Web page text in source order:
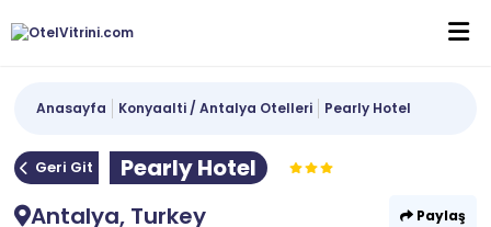
Anasayfa Konyaalti / Antalya Otelleri Pearly Hotel
Geri Git
Pearly Hotel
Antalya, Turkey
Paylaş